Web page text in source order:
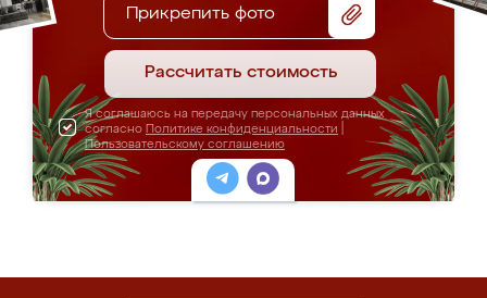
Прикрепить фото
Рассчитать стоимость
Я соглашаюсь на передачу персональных данных
согласно Политике конфиденциальности
Пользовательскому соглашению